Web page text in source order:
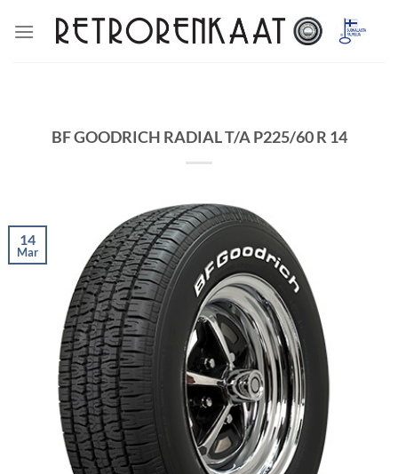
BF GOODRICH RADIAL T/A P225/60 R 14
14
Mar